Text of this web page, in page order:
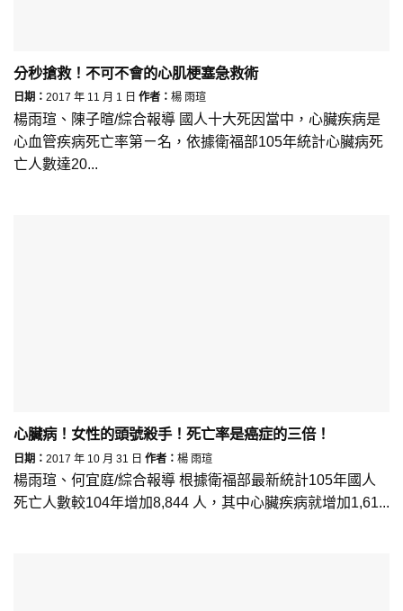
分秒搶救！不可不會的心肌梗塞急救術
日期： 2017 年 11 月 1 日 作者： 楊 雨瑄
楊雨瑄、陳子暄/綜合報導 國人十大死因當中，心臟疾病是
心血管疾病死亡率第ㄧ名，依據衛福部105年統計心臟病死
亡人數達20...
心臟病！女性的頭號殺手！死亡率是癌症的三倍！
日期： 2017 年 10 月 31 日 作者： 楊 雨瑄
楊雨瑄、何宜庭/綜合報導 根據衛福部最新統計105年國人
死亡人數較104年增加8,844 人，其中心臟疾病就增加1,61...